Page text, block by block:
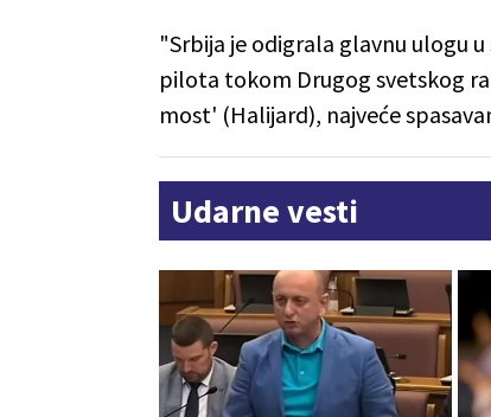
"Srbija je odigrala glavnu ulogu
pilota tokom Drugog svetskog
most' (Halijard), najveće
Udarne vesti